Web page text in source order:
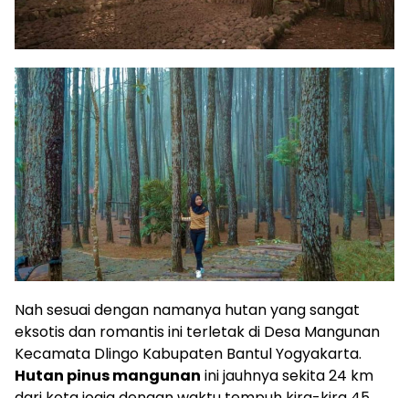
Nah sesuai dengan namanya hutan yang sangat
eksotis dan romantis ini terletak di Desa Mangunan
Kecamata Dlingo Kabupaten Bantul Yogyakarta.
Hutan pinus mangunan ini jauhnya sekita 24 km